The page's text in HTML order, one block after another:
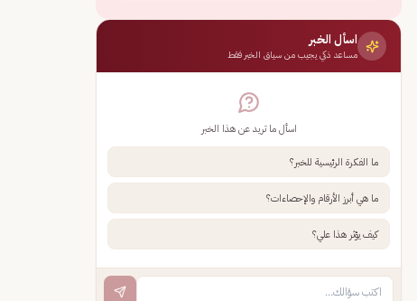
اسأل الخبر
مساعد ذكي يجيب من سياق الخبر فقط
اسأل ما تريد عن هذا الخبر
ما الفكرة الرئيسية للخبر؟
ما هي أبرز الأرقام والإحصاءات؟
كيف يؤثر هذا علي؟